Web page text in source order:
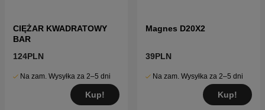
CIĘŻAR KWADRATOWY
BAR
124PLN
Na zam. Wysyłka za 2–5 dni
Kup!
Magnes D20X2
39PLN
Na zam. Wysyłka za 2–5 dni
Kup!